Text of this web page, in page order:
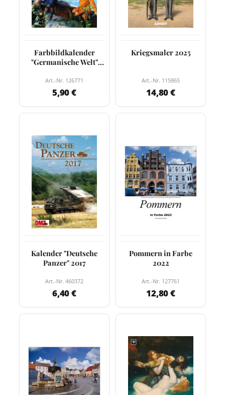
Farbbildkalender
"Germanische Welt"
Art.-Nr. 126771
5,90 €
Kriegsmaler 2025
Art.-Nr. 115865
14,80 €
Kalender "Deutsche
Panzer" 2017
Art.-Nr. 460372
6,40 €
Pommern in Farbe
2022
Art.-Nr. 127761
12,80 €